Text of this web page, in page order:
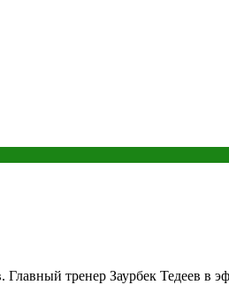
тренер Заурбек Тедеев в